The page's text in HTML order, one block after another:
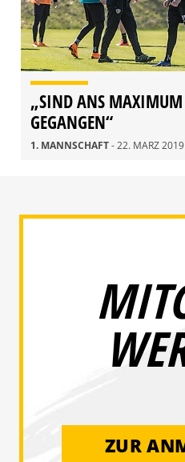
„SIND ANS MAXIMUM
GEGANGEN“
1. MANNSCHAFT- 22. MÄRZ 2019
ZUR